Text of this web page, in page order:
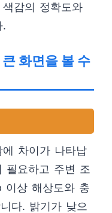
감의 정확도와
.
화면을 볼 수
차이가 나타납
필요하고 주변 조
이상 해상도와 충
다. 밝기가 낮으